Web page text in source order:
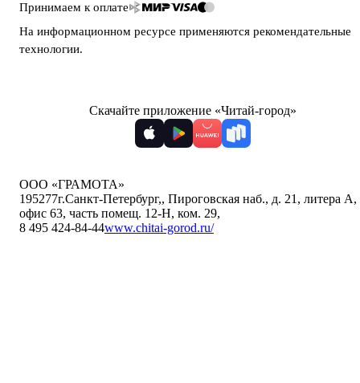
Принимаем к оплате
На информационном ресурсе применяются рекомендательные
технологии.
Скачайте приложение «Читай-город»
ООО «ГРАМОТА»
195277г.Санкт-Петербург,, Пироговская наб., д. 21, литера А,
офис 63, часть помещ. 12-Н, ком. 29,
8 495 424-84-44www.chitai-gorod.ru/